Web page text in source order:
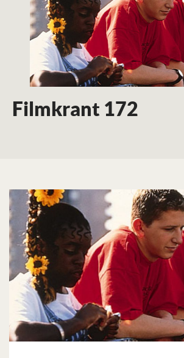
Filmkrant 172